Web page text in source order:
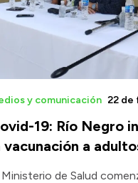
19: Río Negro
vacunación a
y comunicación 22 de
Ministerio de Salud